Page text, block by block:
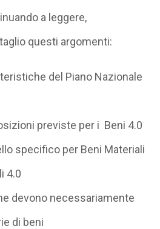
a leggere,
questi argomenti:
del Piano Nazionale
previste per i Beni 4.0
specifico per Beni Materiali
4.0
devono necessariamente
di beni